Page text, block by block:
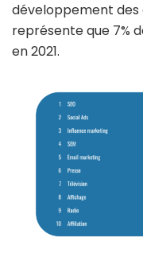
développement des
représente que 7%
en 2021.